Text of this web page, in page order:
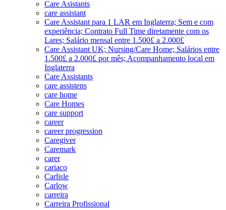
Care Asistants
care assistant
Care Assistant para 1 LAR em Inglaterra; Sem e com
experiência; Contrato Full Time diretamente com os
Lares; Salário mensal entre 1.500£ a 2.000£
Care Assistant UK; Nursing/Care Home; Salários entre
1.500£ a 2.000£ por mês; Acompanhamento local em
Inglaterra
Care Assistants
care assistens
care home
Care Homes
care support
career
career progression
Caregiver
Caremark
carer
cariaco
Carlisle
Carlow
carreira
Carreira Profissional